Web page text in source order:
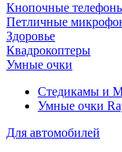
Кнопочные
Петличные
Здоровье
Квадрокоптеры
Умные очки
Стедикамы и
Умные очки
Для автомобилей